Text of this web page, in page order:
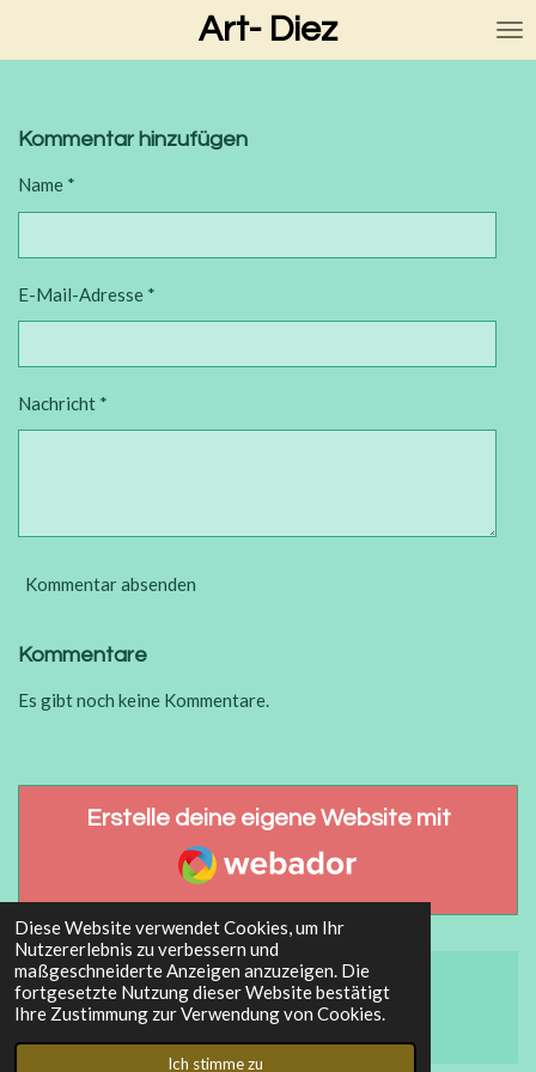
Diese Website verwendet Cookies, um Ihr
Nutzererlebnis zu verbessern und
maßgeschneiderte Anzeigen anzuzeigen. Die
fortgesetzte Nutzung dieser Website bestätigt
Ihre Zustimmung zur Verwendung von Cookies.
Ich stimme zu
Art- Diez
Kommentar hinzufügen
Name *
E-Mail-Adresse *
Nachricht *
Kommentar absenden
Kommentare
Es gibt noch keine Kommentare.
Erstelle deine eigene Website mit
Webador
© 2023 - 2026 Art- Diez
Mit Unterstützung vonWebador